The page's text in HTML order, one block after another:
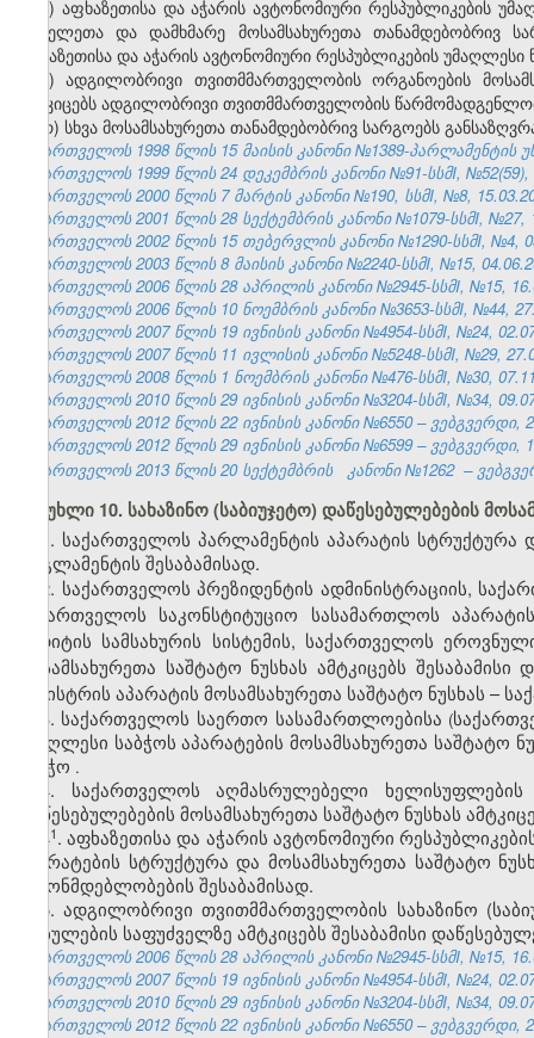
პ) აფხაზეთისა და აჭარის ავტონომიური რესპუბლიკების
მოხელეთა და დამხმარე მოსამსახურეთა თანამდებობრივ
აფხაზეთისა და აჭარის ავტონომიური რესპუბლიკების
ჟ) ადგილობრივი თვითმმართველობის ორგანოების
ამტკიცებს ადგილობრივი თვითმმართველობის
რ) სხვა მოსამსახურეთა თანამდებობრივ სარგოებს
საქართველოს 1998 წლის 15 მაისის კანონი №1389-პარლამენტის
საქართველოს 1999 წლის 24 დეკემბრის კანონი №91-სსმI, №52(59),
საქართველოს 2000 წლის 7 მარტის კანონი №190, სსმI, №8,
საქართველოს 2001 წლის 28 სექტემბრის კანონი №1079-სსმI, №27,
საქართველოს 2002 წლის 15 თებერვლის კანონი №1290-სსმI, №4,
საქართველოს 2003 წლის 8 მაისის კანონი №2240-სსმI, №15,
საქართველოს 2006 წლის 28 აპრილის კანონი №2945-სსმI, №15,
საქართველოს 2006 წლის 10 ნოემბრის კანონი №3653-სსმI, №44,
საქართველოს 2007 წლის 19 ივნისის კანონი №4954-სსმI, №24,
საქართველოს 2007 წლის 11 ივლისის კანონი №5248-სსმI, №29,
საქართველოს 2008 წლის 1 ნოემბრის კანონი №476-სსმI, №30,
საქართველოს 2010 წლის 29 ივნისის კანონი №3204-სსმI, №34,
საქართველოს 2012 წლის 22 ივნისის კანონი №6550 – ვებგვერდი,
საქართველოს 2012 წლის 29 ივნისის კანონი №6599 – ვებგვერდი,
საქართველოს 2013 წლის 20 სექტემბრის
კანონი №1262 –
მუხლი 10. სახაზინო (საბიუჯეტო) დაწესებულებების
1. საქართველოს პარლამენტის აპარატის
რეგლამენტის შესაბამისად.
2. საქართველოს პრეზიდენტის ადმინისტრაციის,
საქართველოს საკონსტიტუციო სასამართლოს
აუდიტის სამსახურის სისტემის, საქართველოს
მოსამსახურეთა საშტატო ნუსხას ამტკიცებს
მინისტრის აპარატის მოსამსახურეთა საშტატო ნუსხას –
3. საქართველოს საერთო სასამართლოებისა (
უმაღლესი საბჭოს აპარატების მოსამსახურეთა საშტატო
საბჭო .
4. საქართველოს აღმასრულებელი
ხელისუფლების
დაწესებულებების მოსამსახურეთა საშტატო ნუსხას
4​1. აფხაზეთისა და აჭარის ავტონომიური
აპარატების სტრუქტურა და მოსამსახურეთა საშტატო
კანონმდებლობების შესაბამისად.
5. ადგილობრივი თვითმმართველობის სახაზინო
დებულების საფუძველზე ამტკიცებს შესაბამისი
საქართველოს 2006 წლის 28 აპრილის კანონი №2945-სსმI, №15,
საქართველოს 2007 წლის 19 ივნისის კანონი №4954-სსმI, №24,
საქართველოს 2010 წლის 29 ივნისის კანონი №3204-სსმI, №34,
საქართველოს 2012 წლის 22 ივნისის კანონი №6550 – ვებგვერდი,